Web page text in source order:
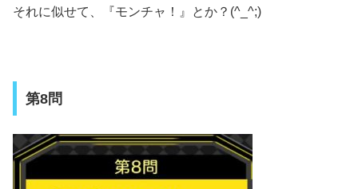
それに似せて、『モンチャ！』とか？(^_^;)
第8問